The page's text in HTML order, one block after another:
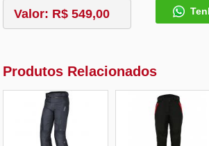
Valor: R$ 549,00
Produtos Relacionados